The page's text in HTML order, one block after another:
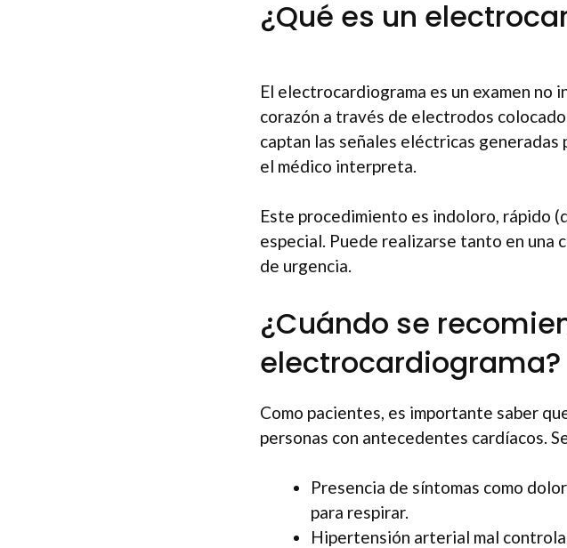
¿Qué es un
El electrocardiograma es un examen
corazón a través de electrodos
captan las señales eléctricas
el médico interpreta.
Este procedimiento es indoloro, rápido
especial. Puede realizarse tanto en una
de urgencia.
¿Cuándo se
electrocardiograma?
Como pacientes, es importante saber
personas con antecedentes cardíacos.
Presencia de síntomas como
para respirar.
Hipertensión arterial mal